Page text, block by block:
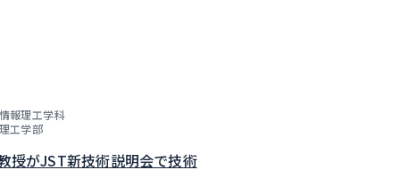
情報理工学科
理工学部
授がJST新技術説明会で技術